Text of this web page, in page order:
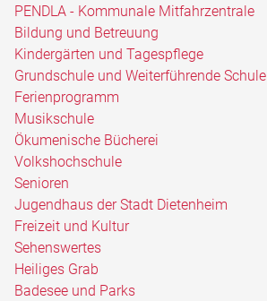
PENDLA - Kommunale Mitfahrzentrale
Bildung und Betreuung
Kindergärten und Tagespflege
Grundschule und Weiterführende Schule
Ferienprogramm
Musikschule
Ökumenische Bücherei
Volkshochschule
Senioren
Jugendhaus der Stadt Dietenheim
Freizeit und Kultur
Sehenswertes
Heiliges Grab
Badesee und Parks